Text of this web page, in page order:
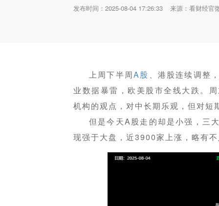
发布时间： 2025-08-04 17:26:33 来源：看财经官
上周下半周A股 、港股连续调整
业数据暴雷，欧美股市全线大跌。
机构的观点，对中长期乐观，但对短
但是今天A股走的却是小强，三
现强于大盘，近3900家上涨，略有